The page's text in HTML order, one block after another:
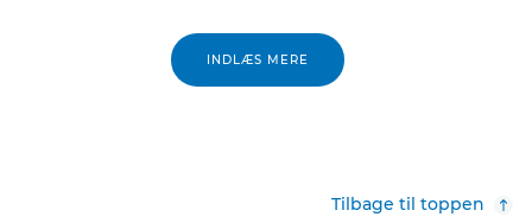
INDLÆS MERE
Tilbage til toppen